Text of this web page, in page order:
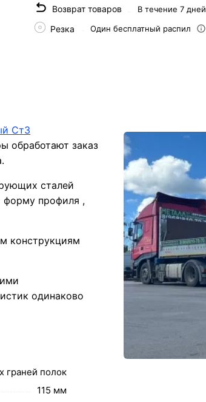
Возврат товаров В течение 7 дней
Резка Один бесплатный распил
Ст3
обработают заказ
сталей
форму профиля ,
конструкциям
одинаково
граней полок
115 мм